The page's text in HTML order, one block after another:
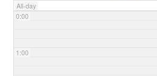
All-day
0:00
1:00